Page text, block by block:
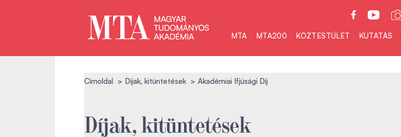
MTA MTA200 KÖZTESTÜLET KUTATÁS
Címoldal Díjak, kitüntetések Akadémiai Ifjúsági Díj
Díjak, kitüntetések